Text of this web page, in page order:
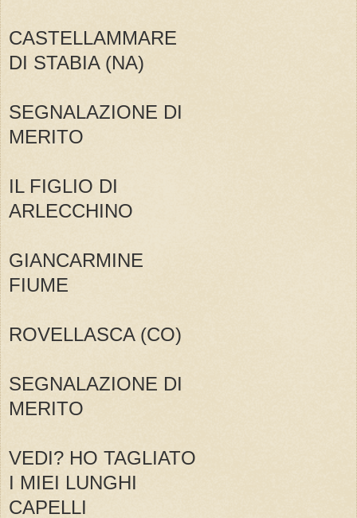
CASTELLAMMARE
DI STABIA (NA)
SEGNALAZIONE DI
MERITO
IL FIGLIO DI
ARLECCHINO
GIANCARMINE
FIUME
ROVELLASCA (CO)
SEGNALAZIONE DI
MERITO
VEDI? HO TAGLIATO
I MIEI LUNGHI
CAPELLI